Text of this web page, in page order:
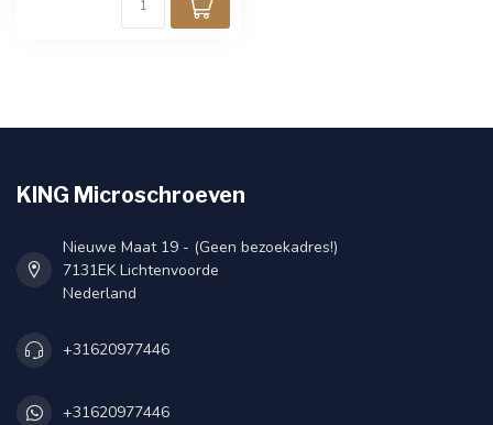
KING Microschroeven
Nieuwe Maat 19 - (Geen bezoekadres!)
7131EK Lichtenvoorde
Nederland
+31620977446
+31620977446